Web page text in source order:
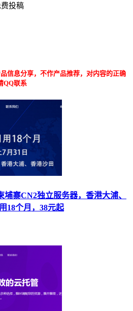
投稿
信息分享，不作产品推荐，对内容的正确
QQ联系
寨CN2独立服务器，香港大浦、
18个月，38元起